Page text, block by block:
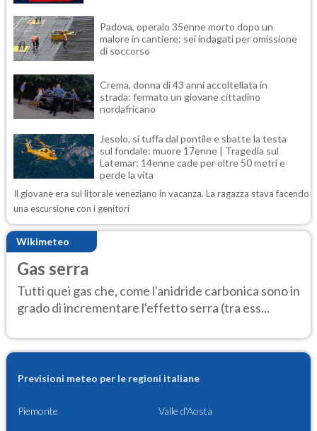
Padova, operaio 35enne morto dopo un
malore in cantiere: sei indagati per omissione
di soccorso
Crema, donna di 43 anni accoltellata in
strada: fermato un giovane cittadino
nordafricano
Jesolo, si tuffa dal pontile e sbatte la testa
sul fondale: muore 17enne | Tragedia sul
Latemar: 14enne cade per oltre 50 metri e
perde la vita
Il giovane era sul litorale veneziano in vacanza. La ragazza stava facendo
una escursione con i genitori
Wikimeteo
Gas serra
Tutti quei gas che, come l'anidride carbonica sono in
grado di incrementare l'effetto serra (tra ess...
Previsioni meteo per le regioni italiane
Piemonte Valle d'Aosta